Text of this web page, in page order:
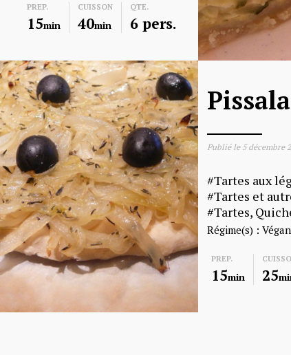
PREP.
15min
CUISSON
40min
QTE.
6 pers.
Publié le 5 décembre
Tartes aux
Tartes et
Tartes,
Régime(s) :Végan
PREP.
15min 25